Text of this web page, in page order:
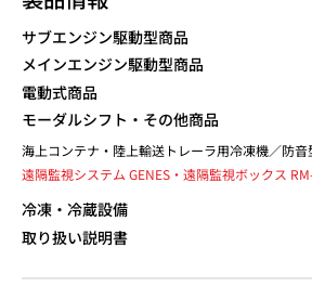
サブエンジン駆動型商品
メインエンジン駆動型商品
電動式商品
モーダルシフト・その他商品
海上コンテナ・陸上輸送トレーラ用冷凍機／防
遠隔監視システム GENES・遠隔監視ボックス
冷凍・冷蔵設備
取り扱い説明書